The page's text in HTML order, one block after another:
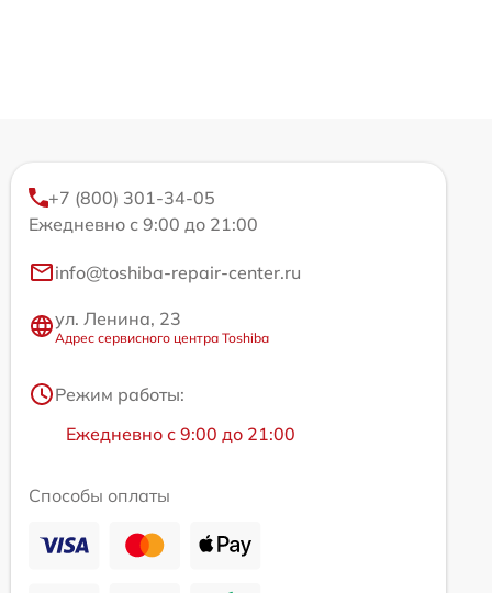
+7 (800) 301-34-05
Ежедневно с 9:00 до 21:00
info@toshiba-repair-center.ru
ул. Ленина, 23
Адрес сервисного центра Toshiba
Режим работы:
Ежедневно с 9:00 до 21:00
Способы оплаты